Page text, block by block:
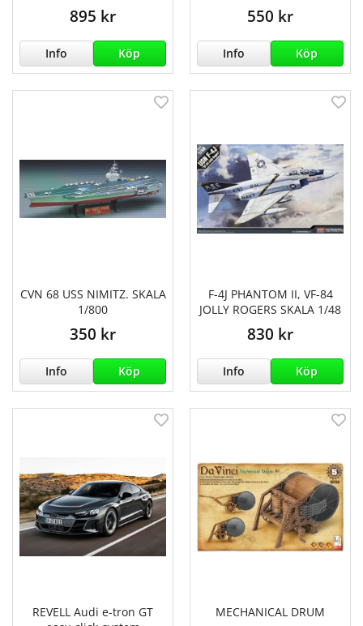
895 kr
Info Köp
550 kr
Info Köp
CVN 68 USS NIMITZ. SKALA
1/800
350 kr
Info Köp
F-4J PHANTOM II, VF-84
JOLLY ROGERS SKALA 1/48
830 kr
Info Köp
REVELL Audi e-tron GT
MECHANICAL DRUM